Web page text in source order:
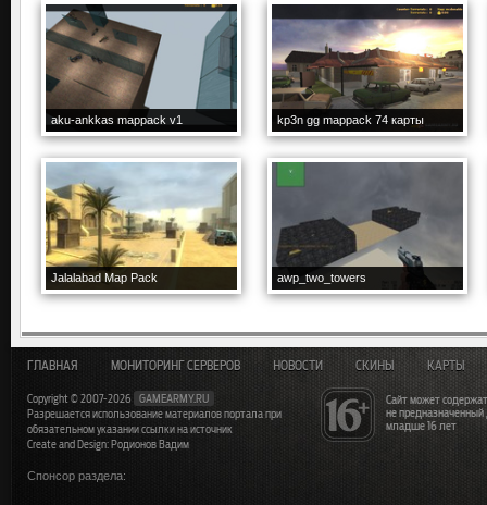
aku-ankkas mappack v1 kp3n gg mappack 74 карты
Jalalabad Map Pack awp_two_towers
Сайт может
не
младше 16 лет
ГЛАВНАЯ МОНИТОРИНГ СЕРВЕРОВ НОВОСТИ СКИНЫ КАРТЫ
Copyright © 2007-2026
GAMEARMY.RU
Разрешается использование материалов портала при
обязательном указании ссылки на источник
Create and Design: Родионов Вадим
Спонсор раздела: